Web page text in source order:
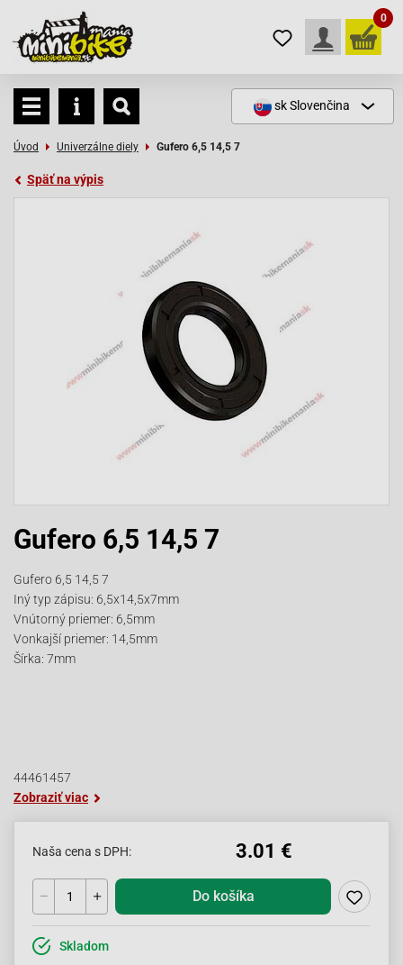
0
skSlovenčina
Úvod Univerzálne diely Gufero 6,5 14,5 7
Späť na výpis
Gufero 6,5 14,5 7
Gufero 6,5 14,5 7
Iný typ zápisu: 6,5x14,5x7mm
Vnútorný priemer: 6,5mm
Vonkajší priemer: 14,5mm
Šírka: 7mm
44461457
Zobraziť viac
Naša cena s DPH: 3.01 €
Do košíka
Skladom